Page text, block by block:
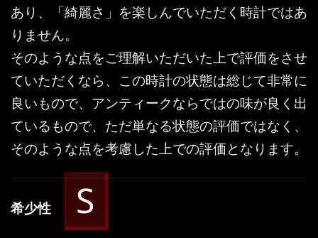
あり、「綺麗さ」を楽しんでいただく時計ではあ
りません。
そのような点をご理解いただいた上で評価をさせ
ていただくなら、この時計の状態は総じて非常に
良いもので、アンティークならではの味が良く出
ているもので、ただ単なる状態の評価ではなく、
そのような点を考慮した上での評価となります。
希少性 S